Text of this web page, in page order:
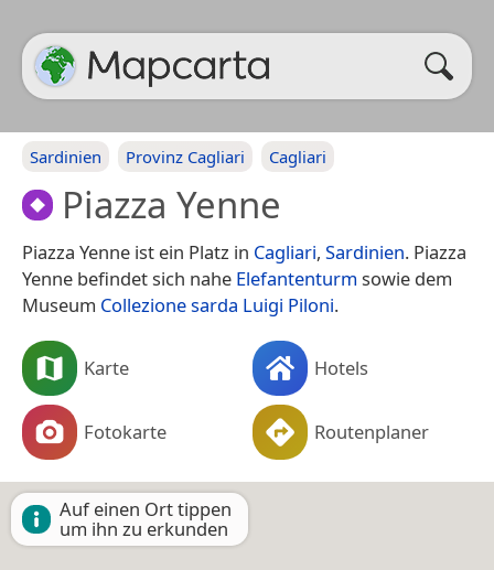
Sardinien Provinz Cagliari Cagliari
Piazza Yenne
Piazza Yenne ist ein Platz in Cagliari, Sardinien. Piazza
Yenne befindet sich nahe Elefantenturm sowie dem
Museum Collezione sarda Luigi Piloni.
Karte Hotels
Fotokarte Routenplaner
Auf einen Ort tippen
um ihn zu erkunden